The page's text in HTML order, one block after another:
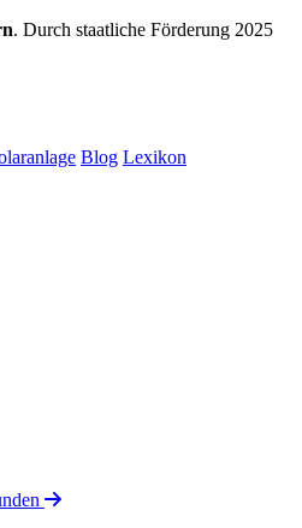
. Durch staatliche Förderung 2025
Blog Lexikon